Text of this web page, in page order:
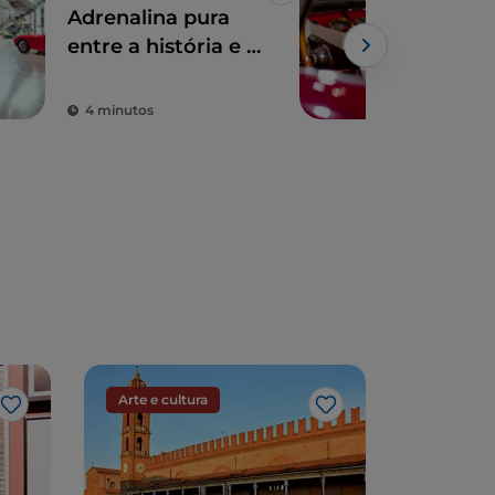
Adrenalina pura
entre a história e a
Valley
4 minutos
Gosto
Arte e cultura
Gosto